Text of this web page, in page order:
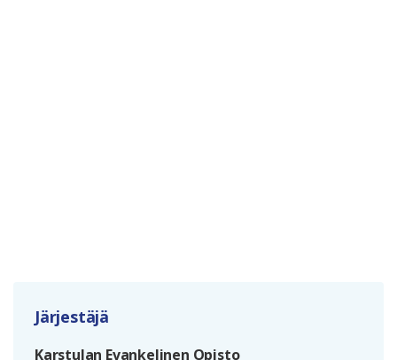
Järjestäjä
Karstulan Evankelinen Opisto